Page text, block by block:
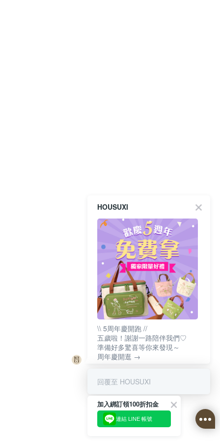
HOUSUXI
\\ 5周年慶開跑 //
五歲啦！謝謝一路陪伴我們♡
準備好多驚喜等你來發現～
周年慶開逛 →
回覆至 HOUSUXI
加入綁訂領100折扣金
連結 LINE 帳號